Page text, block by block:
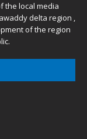
the local media
delta region ,
of the region